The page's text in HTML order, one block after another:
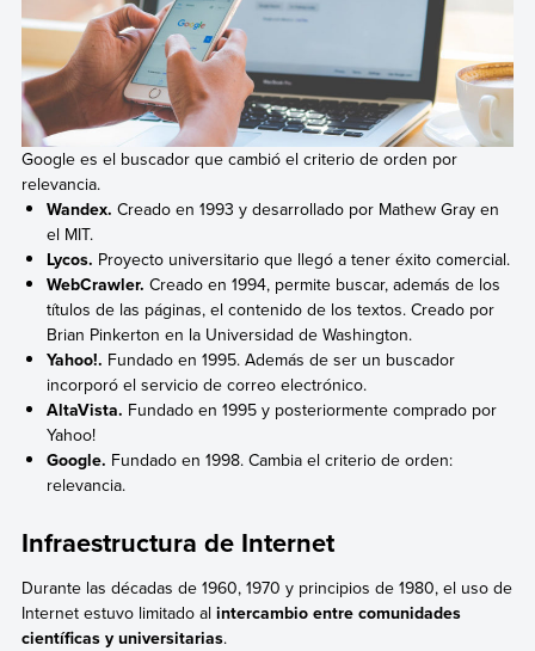
Google es el buscador que cambió el criterio de orden por
relevancia.
Wandex. Creado en 1993 y desarrollado por Mathew Gray en
el MIT.
Lycos. Proyecto universitario que llegó a tener éxito comercial.
WebCrawler. Creado en 1994, permite buscar, además de los
títulos de las páginas, el contenido de los textos. Creado por
Brian Pinkerton en la Universidad de Washington.
Yahoo!. Fundado en 1995. Además de ser un buscador
incorporó el servicio de correo electrónico.
AltaVista. Fundado en 1995 y posteriormente comprado por
Yahoo!
Google. Fundado en 1998. Cambia el criterio de orden:
relevancia.
Infraestructura de Internet
Durante las décadas de 1960, 1970 y principios de 1980, el uso de
Internet estuvo limitado al intercambio entre comunidades
científicas y universitarias.